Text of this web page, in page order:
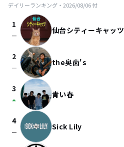
デイリーランキング・ 2026/08/06付
1
check_indeterminate_small 仙台シティーキャッツ
2
check_indeterminate_small the奥歯's
3
arrow_drop_up 青い春
4
check_indeterminate_small Sick Lily